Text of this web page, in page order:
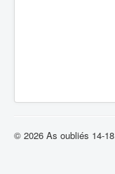
© 2026 As oubliés 14-18